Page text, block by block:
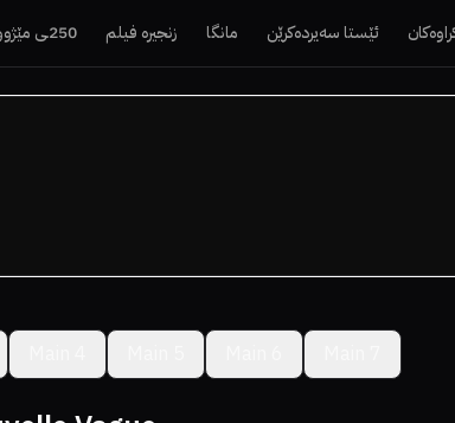
ئێستا سەیردەکرێن مانگا زنجیرە فیلم 250ـی مێژوو